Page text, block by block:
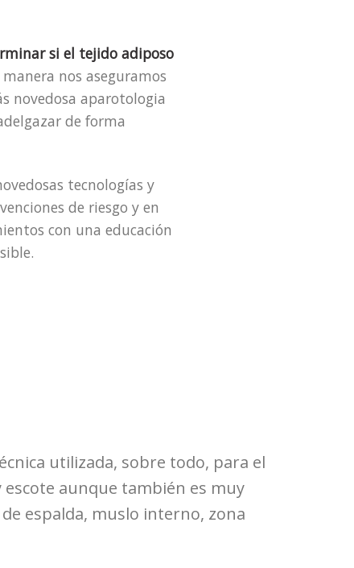
si el tejido adiposo
nos aseguramos
novedosa aparotologia
de forma
tecnologías y
de riesgo y en
con una educación
utilizada, sobre todo, para el
aunque también es muy
espalda, muslo interno, zona